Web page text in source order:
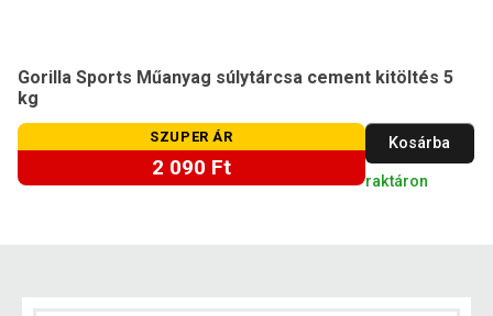
Gorilla Sports Műanyag súlytárcsa cement kitöltés 5
kg
SZUPER ÁR
2 090 Ft
Kosárba
raktáron